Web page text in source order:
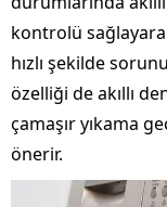
kontrolü
hızlı şekilde
özelliği de akıllı
çamaşır yıkama
önerir.